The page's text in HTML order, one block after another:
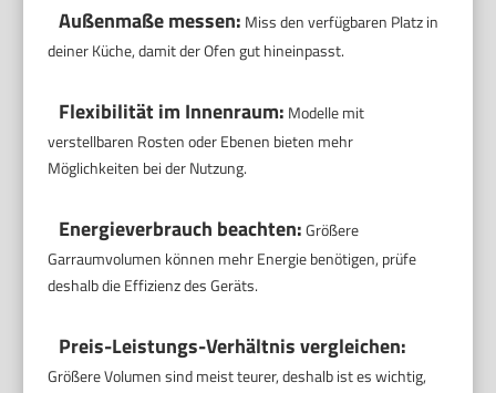
Außenmaße messen: Miss den verfügbaren Platz in
deiner Küche, damit der Ofen gut hineinpasst.
Flexibilität im Innenraum: Modelle mit
verstellbaren Rosten oder Ebenen bieten mehr
Möglichkeiten bei der Nutzung.
Energieverbrauch beachten:Größere
Garraumvolumen können mehr Energie benötigen, prüfe
deshalb die Effizienz des Geräts.
Preis-Leistungs-Verhältnis vergleichen:
Größere Volumen sind meist teurer, deshalb ist es wichtig,